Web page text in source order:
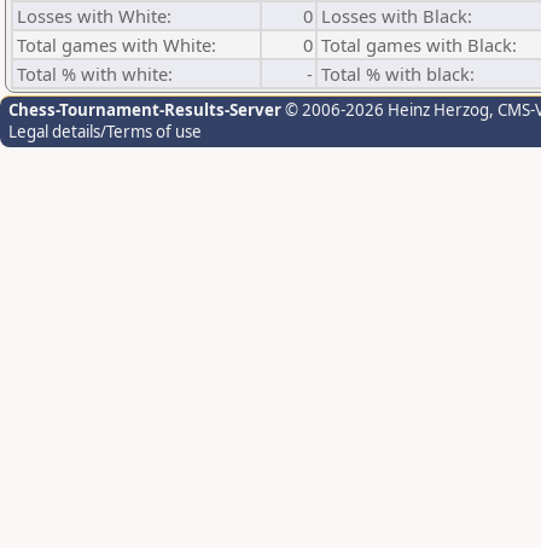
Losses with White:
0 Losses with Black:
Total games with White:
0 Total games with Black:
Total % with white:
- Total % with black:
Chess-Tournament-Results-Server© 2006-2026 Heinz Herzog,
Legal details/Terms of use